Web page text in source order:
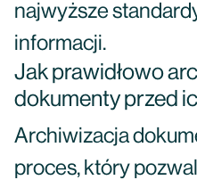
najwyższe
informacji.
Jak prawidłowo
dokumenty przed
Archiwizacja
proces, który